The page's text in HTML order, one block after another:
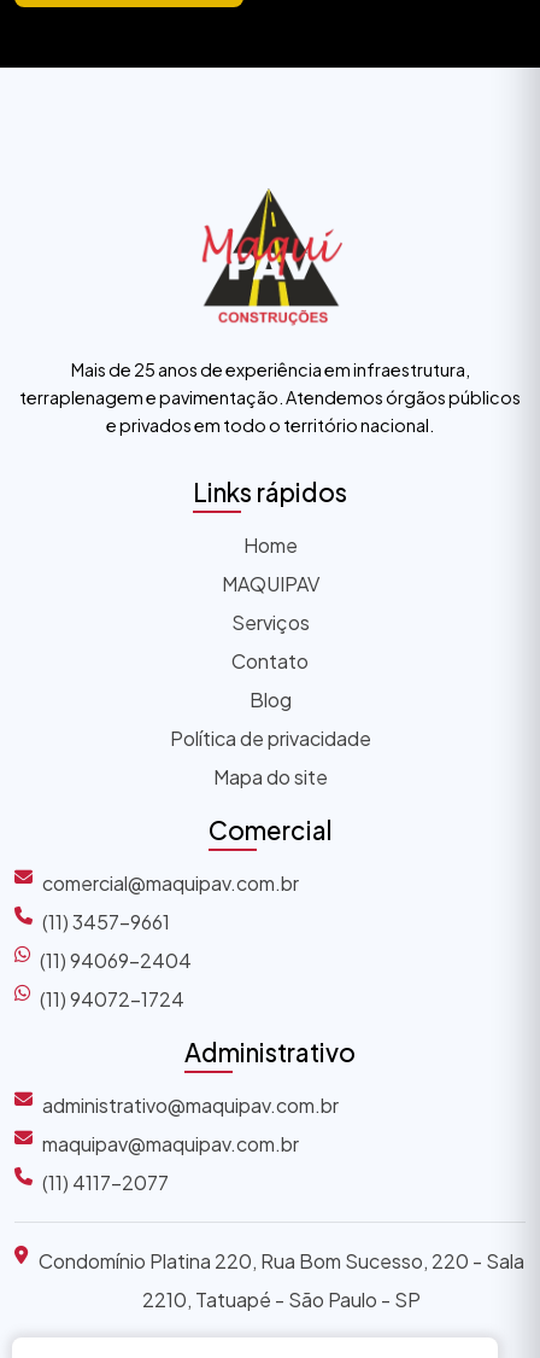
Mais de 25 anos de experiência em infraestrutura,
terraplenagem e pavimentação. Atendemos órgãos públicos
e privados em todo o território nacional.
Links rápidos
Home
MAQUIPAV
Serviços
Contato
Blog
Política de privacidade
Mapa do site
Comercial
comercial@maquipav.com.br
(11) 3457-9661
(11) 94069-2404
(11) 94072-1724
Administrativo
administrativo@maquipav.com.br
maquipav@maquipav.com.br
(11) 4117-2077
Condomínio Platina 220, Rua Bom Sucesso, 220 - Sala
2210, Tatuapé - São Paulo - SP